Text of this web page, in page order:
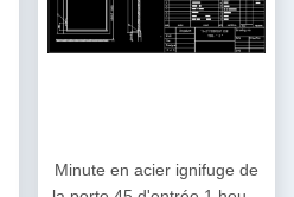
Minute en acier ignifuge de